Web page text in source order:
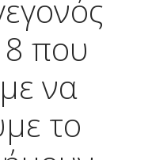
που
να
το